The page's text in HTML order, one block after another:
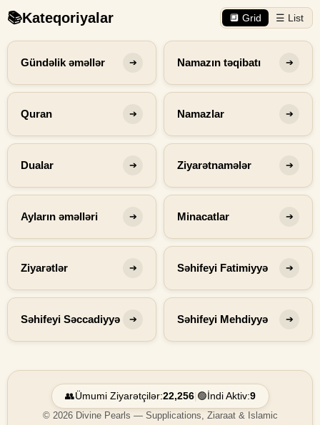
📚Kateqoriyalar 🔲 Grid ☰ List
Gündəlik əməllər ➔ Namazın təqibatı ➔
Quran ➔ Namazlar ➔
Dualar ➔ Ziyarətnamələr ➔
Ayların əməlləri ➔ Minacatlar ➔
Ziyarətlər ➔ Səhifeyi Fatimiyyə ➔
Səhifeyi Səccadiyyə ➔ Səhifeyi Mehdiyyə ➔
👥Ümumi Ziyarətçilər:22,256| 🟢 İndi Aktiv:9
© 2026 Divine Pearls — Supplications, Ziaraat & Islamic